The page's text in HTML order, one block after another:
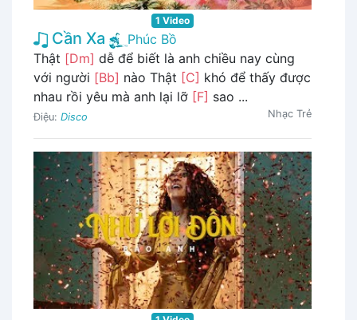
1 Video
Cần Xa
Phúc Bồ
Thật [Dm] dễ để biết là anh chiều nay cùng
với người [Bb] nào Thật [C] khó để thấy được
nhau rồi yêu mà anh lại lỡ [F] sao ...
Điệu: Disco Nhạc Trẻ